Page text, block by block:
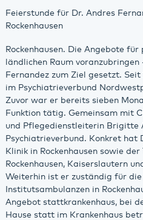
Feierstunde für Dr. Andres
Rockenhausen
Rockenhausen. Die Angebote für
ländlichen Raum
Fernandez zum Ziel gesetzt.
im Psychiatrieverbund
Zuvor war er bereits sieben
Funktion tätig. Gemeinsam mit
und Pflegedienstleiterin Brigitte
Psychiatrieverbund. Konkret hat
Klinik in Rockenhausen sowie der
Rockenhausen, Kaiserslautern
Weiterhin ist er zuständig für die
Institutsambulanzen in
Angebot stattkrankenhaus, bei
Hause statt im Krankenhaus